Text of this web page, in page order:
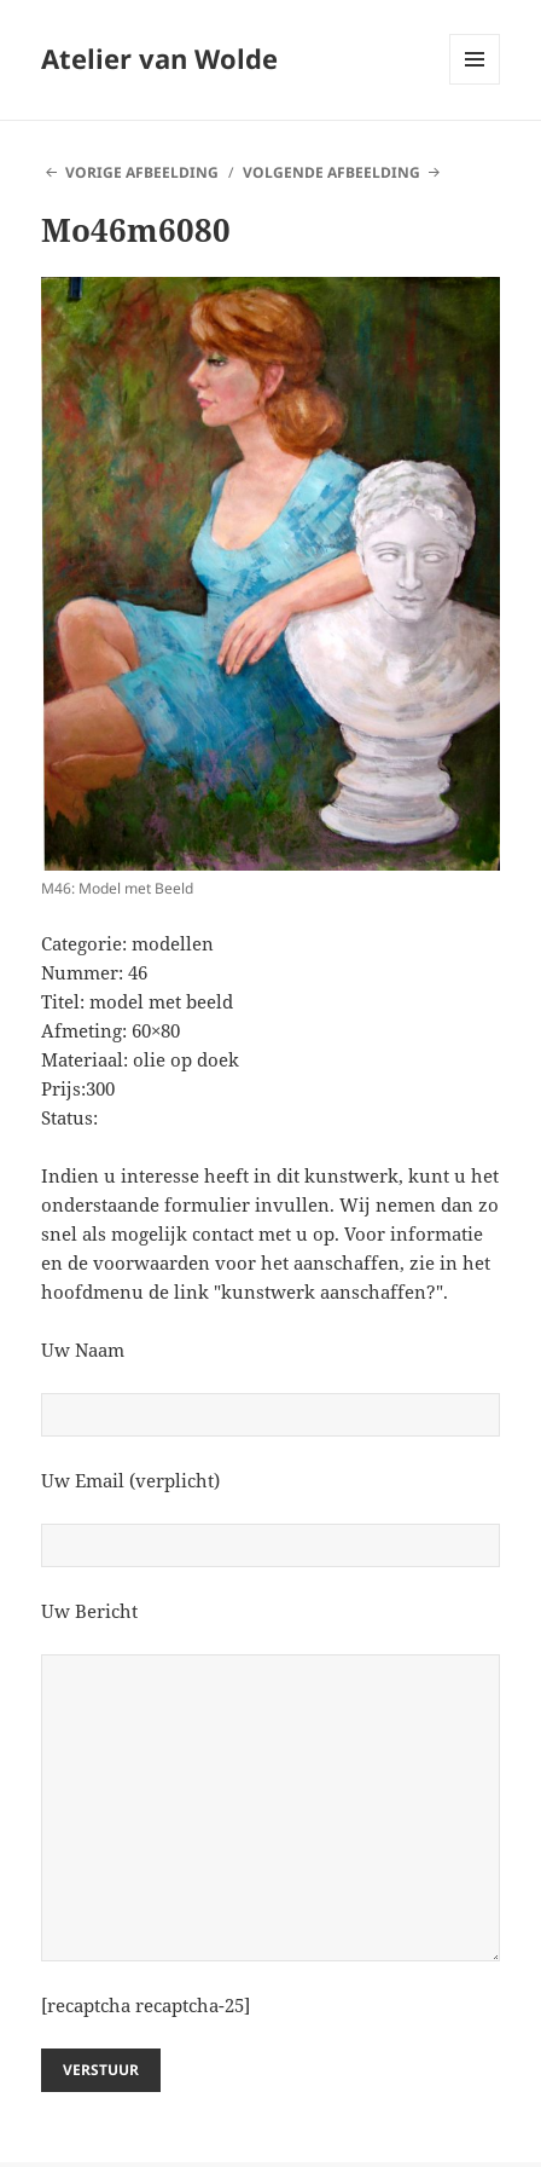
Atelier van Wolde
VORIGE AFBEELDING
VOLGENDE AFBEELDING
Mo46m6080
M46: Model met Beeld
Categorie: modellen
Nummer: 46
Titel: model met beeld
Afmeting: 60×80
Materiaal: olie op doek
Prijs:300
Status:
Indien u interesse heeft in dit kunstwerk, kunt u het
onderstaande formulier invullen. Wij nemen dan zo
snel als mogelijk contact met u op. Voor informatie
en de voorwaarden voor het aanschaffen, zie in het
hoofdmenu de link "kunstwerk aanschaffen?".
Uw Naam
Uw Email (verplicht)
Uw Bericht
[recaptcha recaptcha-25]